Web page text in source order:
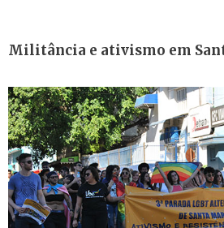
Militância e ativismo em